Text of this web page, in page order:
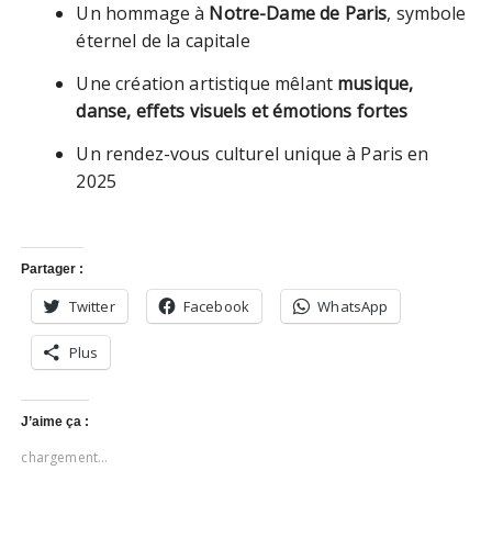
Un hommage à Notre-Dame de Paris, symbole
éternel de la capitale
Une création artistique mêlant musique,
danse, effets visuels et émotions fortes
Un rendez-vous culturel unique à Paris en
2025
Partager :
Twitter Facebook WhatsApp
Plus
J’aime ça :
chargement…